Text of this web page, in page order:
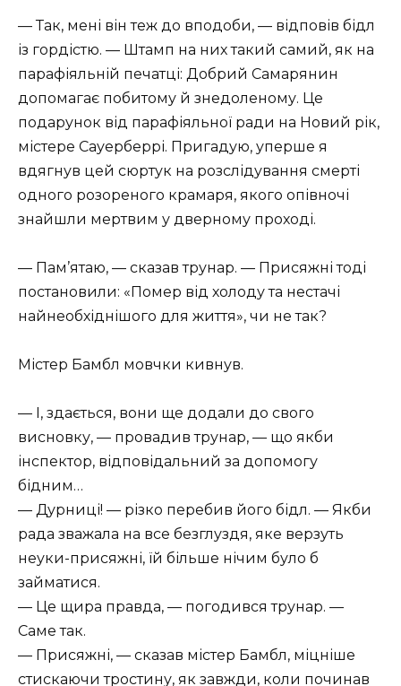
— Так, мені він теж до вподоби, — відповів бідл
із гордістю. — Штамп на них такий самий, як на
парафіяльній печатці: Добрий Самарянин
допомагає побитому й знедоленому. Це
подарунок від парафіяльної ради на Новий рік,
містере Сауерберрі. Пригадую, уперше я
вдягнув цей сюртук на розслідування смерті
одного розореного крамаря, якого опівночі
знайшли мертвим у дверному проході.
— Пам’ятаю, — сказав трунар. — Присяжні тоді
постановили: «Помер від холоду та нестачі
найнеобхіднішого для життя», чи не так?
Містер Бамбл мовчки кивнув.
— І, здається, вони ще додали до свого
висновку, — провадив трунар, — що якби
інспектор, відповідальний за допомогу
бідним…
— Дурниці! — різко перебив його бідл. — Якби
рада зважала на все безглуздя, яке верзуть
неуки-присяжні, їй більше нічим було б
займатися.
— Це щира правда, — погодився трунар. —
Саме так.
— Присяжні, — сказав містер Бамбл, міцніше
стискаючи тростину, як завжди, коли починав